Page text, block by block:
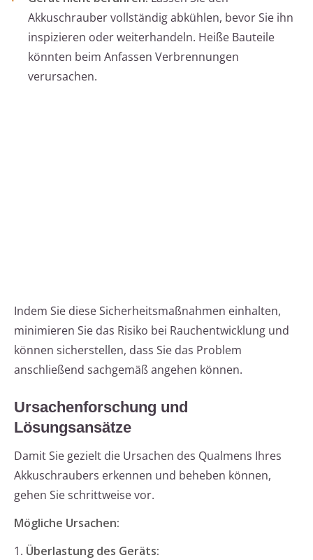
Akkuschrauber vollständig abkühlen, bevor Sie ihn
inspizieren oder weiterhandeln. Heiße Bauteile
könnten beim Anfassen Verbrennungen
verursachen.
Indem Sie diese Sicherheitsmaßnahmen einhalten,
minimieren Sie das Risiko bei Rauchentwicklung und
können sicherstellen, dass Sie das Problem
anschließend sachgemäß angehen können.
Ursachenforschung und
Lösungsansätze
Damit Sie gezielt die Ursachen des Qualmens Ihres
Akkuschraubers erkennen und beheben können,
gehen Sie schrittweise vor.
Mögliche Ursachen:
1. Überlastung des Geräts: